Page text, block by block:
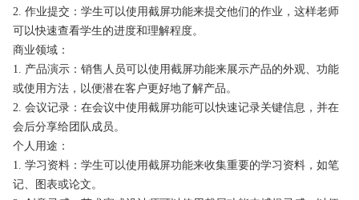
2. 作业提交：学生可以使用截屏功能来提交他们的作业，这样老师
可以快速查看学生的进度和理解程度。
商业领域：
1. 产品演示：销售人员可以使用截屏功能来展示产品的外观、功能
或使用方法，以便潜在客户更好地了解产品。
2. 会议记录：在会议中使用截屏功能可以快速记录关键信息，并在
会后分享给团队成员。
个人用途：
1. 学习资料：学生可以使用截屏功能来收集重要的学习资料，如笔
记、图表或论文。